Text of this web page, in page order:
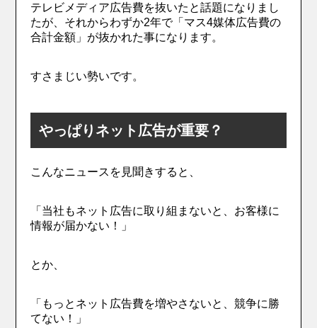
テレビメディア広告費を抜いたと話題になりまし
たが、それからわずか2年で「マス4媒体広告費の
合計金額」が抜かれた事になります。
すさまじい勢いです。
やっぱりネット広告が重要？
こんなニュースを見聞きすると、
「当社もネット広告に取り組まないと、お客様に
情報が届かない！」
とか、
「もっとネット広告費を増やさないと、競争に勝
てない！」